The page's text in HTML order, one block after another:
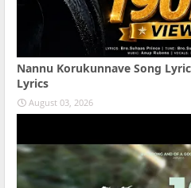
Nannu Korukunnave Song
Lyrics
August 03, 2026